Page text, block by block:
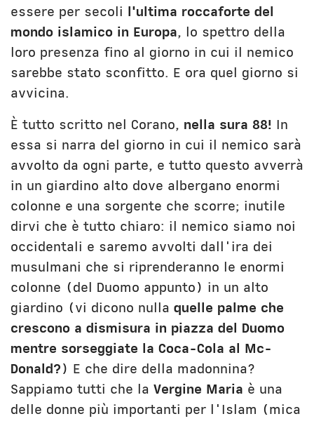
essere per secoli l'ultima roccaforte del
mondo islamico in Europa, lo spettro della
loro presenza fino al giorno in cui il nemico
sarebbe stato sconfitto. E ora quel giorno si
avvicina.
È tutto scritto nel Corano, nella sura 88! In
essa si narra del giorno in cui il nemico sarà
avvolto da ogni parte, e tutto questo avverrà
in un giardino alto dove albergano enormi
colonne e una sorgente che scorre; inutile
dirvi che è tutto chiaro: il nemico siamo noi
occidentali e saremo avvolti dall'ira dei
musulmani che si riprenderanno le enormi
colonne (del Duomo appunto) in un alto
giardino (vi dicono nulla quelle palme che
crescono a dismisura in piazza del Duomo
mentre sorseggiate la Coca-Cola al Mc-
Donald?) E che dire della madonnina?
Sappiamo tutti che la Vergine Maria è una
delle donne più importanti per l'Islam (mica